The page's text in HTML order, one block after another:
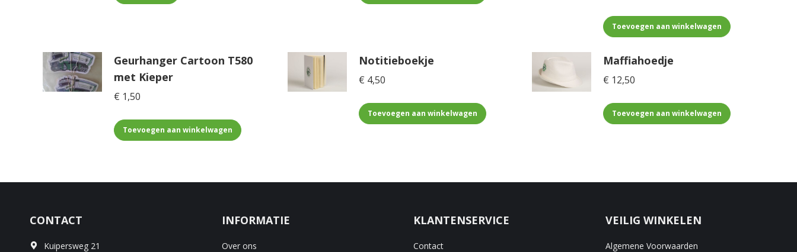
Toevoegen aan winkelwagen
Geurhanger Cartoon T580
met Kieper
€ 1,50
Toevoegen aan winkelwagen
Notitieboekje
€ 4,50
Toevoegen aan winkelwagen
Maffiahoedje
€ 12,50
Toevoegen aan winkelwagen
CONTACT
Kuipersweg 21
INFORMATIE
Over ons
KLANTENSERVICE
Contact
VEILIG WINKELEN
Algemene Voorwaarden